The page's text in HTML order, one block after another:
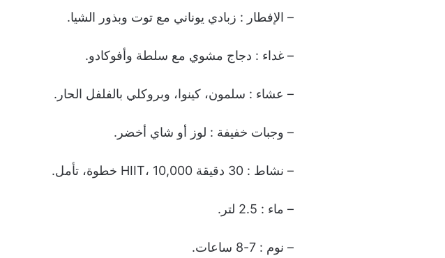
– الإفطار : زبادي يوناني مع توت وبذور الشيا.
– غداء : دجاج مشوي مع سلطة وأفوكادو.
– عشاء : سلمون، كينوا، وبروكلي بالفلفل الحار.
– وجبات خفيفة : لوز أو شاي أخضر.
– نشاط : 30 دقيقة HIIT، 10,000 خطوة، تأمل.
– ماء : 2.5 لتر.
– نوم : 7-8 ساعات.